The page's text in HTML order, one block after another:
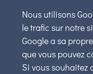
Nous utilisons
le trafic sur notre
Google a sa
que vous pouvez
Si vous souhaitez